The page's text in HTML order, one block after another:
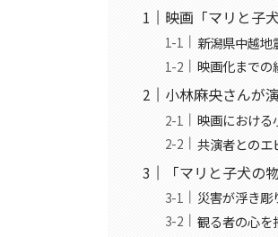
映画「マリと子
新潟県中越
映画化までの
小林麻央さんが
映画における
共演者とのエ
「マリと子犬の
災害が浮き彫
観る者の心を